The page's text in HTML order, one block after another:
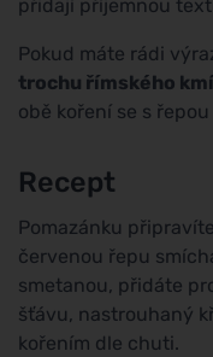
přidají příjemnou
Pokud máte rádi
trochu římského
obě koření se s
Recept
Pomazánku
červenou řepu
smetanou, přidáte
šťávu, nastrouhaný
kořením dle chuti.